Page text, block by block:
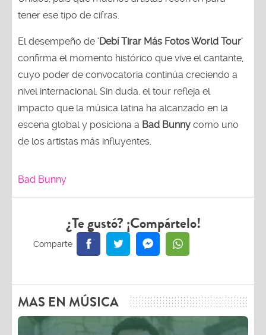
tener ese tipo de cifras.
El desempeño de 'Debí Tirar Más Fotos World Tour'
confirma el momento histórico que vive el cantante,
cuyo poder de convocatoria continúa creciendo a
nivel internacional. Sin duda, el tour refleja el
impacto que la música latina ha alcanzado en la
escena global y posiciona a Bad Bunny como uno
de los artistas más influyentes.
Bad Bunny
¿Te gustó? ¡Compártelo!
MAS EN MÚSICA